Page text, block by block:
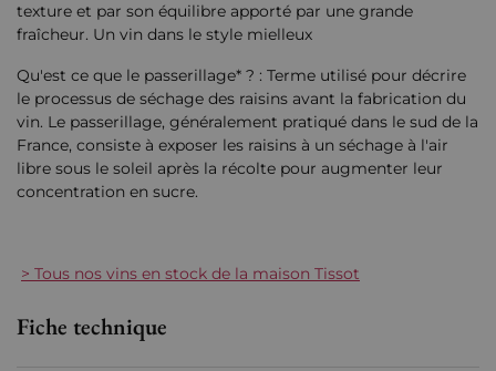
texture et par son équilibre apporté par une grande
fraîcheur. Un vin dans le style mielleux
Qu'est ce que le passerillage* ? : Terme utilisé pour décrire
le processus de séchage des raisins avant la fabrication du
vin. Le passerillage, généralement pratiqué dans le sud de la
France, consiste à exposer les raisins à un séchage à l'air
libre sous le soleil après la récolte pour augmenter leur
concentration en sucre.
> Tous nos vins en stock de la maison Tissot
Fiche technique